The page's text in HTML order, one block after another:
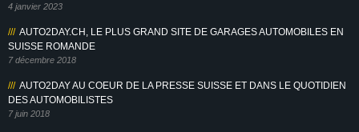
4 janvier 2023
AUTO2DAY.CH, LE PLUS GRAND SITE DE GARAGES AUTOMOBILES EN
SUISSE ROMANDE
7 décembre 2018
AUTO2DAY AU COEUR DE LA PRESSE SUISSE ET DANS LE QUOTIDIEN
DES AUTOMOBILISTES
7 juin 2018